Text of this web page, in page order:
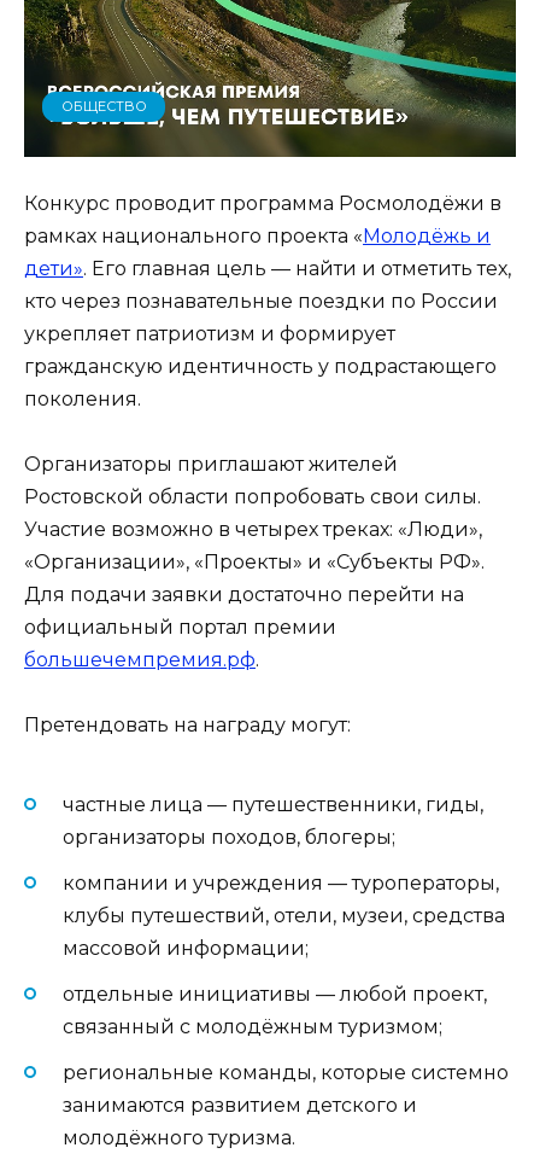
ОБЩЕСТВО
Конкурс проводит программа Росмолодёжи в
рамках национального проекта «Молодёжь и
дети». Его главная цель — найти и отметить тех,
кто через познавательные поездки по России
укрепляет патриотизм и формирует
гражданскую идентичность у подрастающего
поколения.
Организаторы приглашают жителей
Ростовской области попробовать свои силы.
Участие возможно в четырех треках: «Люди»,
«Организации», «Проекты» и «Субъекты РФ».
Для подачи заявки достаточно перейти на
официальный портал премии
большечемпремия.рф.
Претендовать на награду могут:
частные лица — путешественники, гиды,
организаторы походов, блогеры;
компании и учреждения — туроператоры,
клубы путешествий, отели, музеи, средства
массовой информации;
отдельные инициативы — любой проект,
связанный с молодёжным туризмом;
региональные команды, которые системно
занимаются развитием детского и
молодёжного туризма.